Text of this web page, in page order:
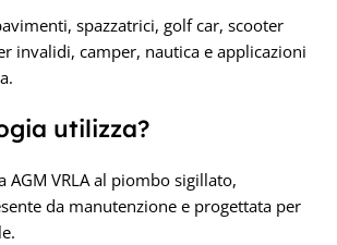
spazzatrici, golf car, scooter
invalidi, camper, nautica e applicazioni
utilizza?
AGM VRLA al piombo sigillato,
da manutenzione e progettata per